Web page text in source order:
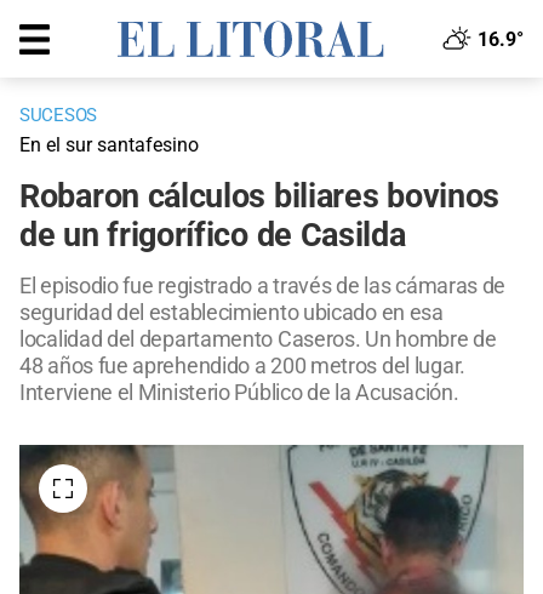
16.9°
SUCESOS
En el sur santafesino
Robaron cálculos biliares bovinos
de un frigorífico de Casilda
El episodio fue registrado a través de las cámaras de
seguridad del establecimiento ubicado en esa
localidad del departamento Caseros. Un hombre de
48 años fue aprehendido a 200 metros del lugar.
Interviene el Ministerio Público de la Acusación.